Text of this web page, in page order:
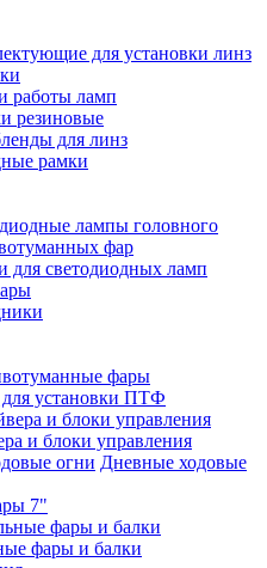
для установки линз
работы ламп
резиновые
для линз
рамки
лампы головного
фар
для светодиодных ламп
фары
установки ПТФ
и блоки управления
Дневные ходовые
7"
фары и балки